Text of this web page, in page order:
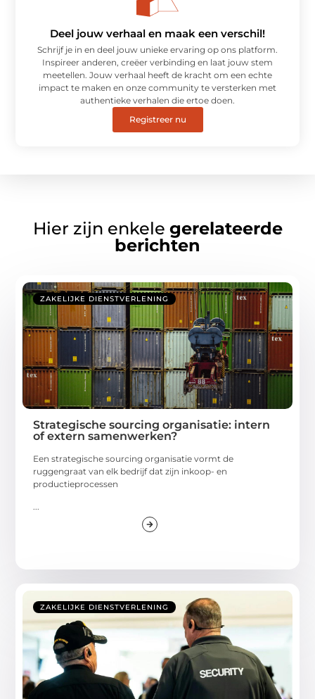
Deel jouw verhaal en maak een verschil!
Schrijf je in en deel jouw unieke ervaring op ons platform.
Inspireer anderen, creëer verbinding en laat jouw stem
meetellen. Jouw verhaal heeft de kracht om een echte
impact te maken en onze community te versterken met
authentieke verhalen die ertoe doen.
Registreer nu
Hier zijn enkele gerelateerde
berichten
ZAKELIJKE DIENSTVERLENING
Strategische sourcing organisatie: intern
of extern samenwerken?
Een strategische sourcing organisatie vormt de
ruggengraat van elk bedrijf dat zijn inkoop- en
productieprocessen
...
ZAKELIJKE DIENSTVERLENING